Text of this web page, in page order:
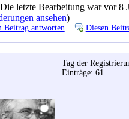
letzte Bearbeitung war vor 8
ansehen)
Beitrag antworten Diesen
Tag der
Einträge: 61